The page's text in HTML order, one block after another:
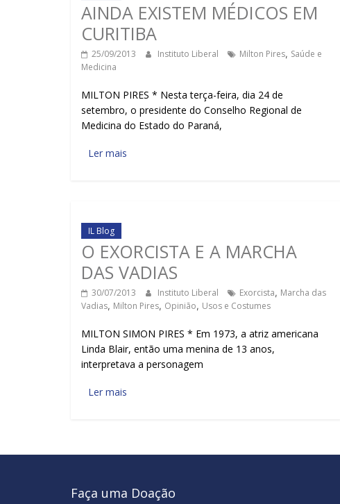
AINDA EXISTEM MÉDICOS EM
CURITIBA
25/09/2013 Instituto Liberal Milton Pires, Saúde e
Medicina
MILTON PIRES * Nesta terça-feira, dia 24 de
setembro, o presidente do Conselho Regional de
Medicina do Estado do Paraná,
Ler mais
IL Blog
O EXORCISTA E A MARCHA
DAS VADIAS
30/07/2013 Instituto Liberal Exorcista, Marcha das
Vadias, Milton Pires, Opinião, Usos e Costumes
MILTON SIMON PIRES * Em 1973, a atriz americana
Linda Blair, então uma menina de 13 anos,
interpretava a personagem
Ler mais
Faça uma Doação